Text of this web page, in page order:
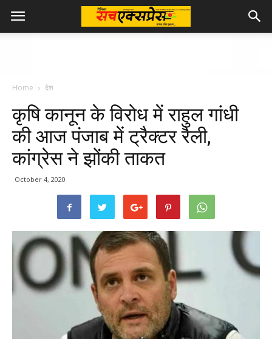
Home देश
कृषि कानून के विरोध में राहुल गांधी
की आज पंजाब में ट्रैक्टर रैली,
कांग्रेस ने झोंकी ताकत
October 4, 2020